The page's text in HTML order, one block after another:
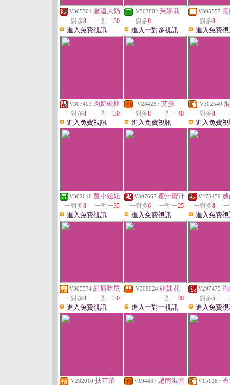
V305701 邂逅大奶
一對多8 一對一30
進入免費視訊
V307802 茉娜莉
一對多8
進入一對多視訊
V305557
一對多8
進入免費
V307403 肉奶硬棒
一對多8 一對一30
進入免費視訊
V284287 艾熹
一對多8 一對一40
進入免費視訊
V302540
一對多8
進入免費
V302616 董小姐姐
一對多8 一對一35
進入免費視訊
V307667 蜜汁蜜汁
一對多6 一對一25
進入免費視訊
V275459
一對多8
進入免費
V305574 紅唇吃屁
一對多8 一對一30
進入免費視訊
V309024 姐妹花
一對一30
進入一對一視訊
V297475
一對多5
進入免費
V282010 扶芷茶 V194437 越南混音 V151287